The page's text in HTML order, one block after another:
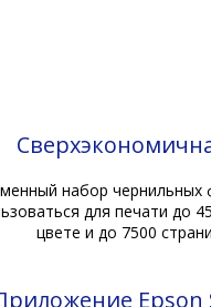
набор
для печати до
цвете и до 7500
Epson